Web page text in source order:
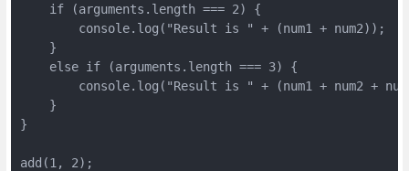
    if (arguments.length === 2) {
        console.log("Result is " + (num1 + num2));
    }
    else if (arguments.length === 3) {
console.log("Result is " + (num1 + num2 +
    }
}
add(1, 2);